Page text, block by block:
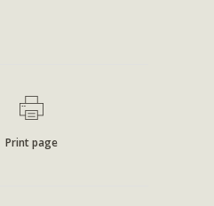
Print page